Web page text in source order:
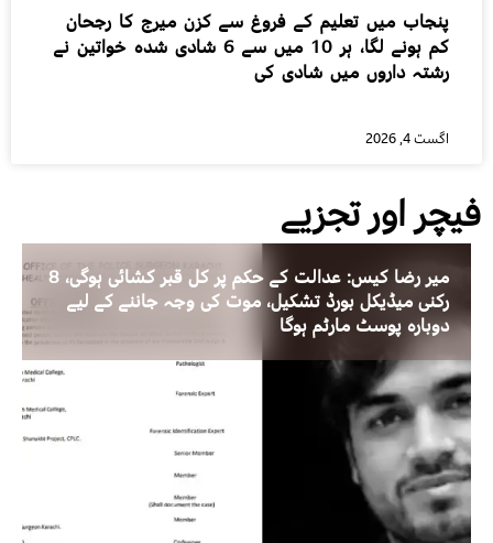
پنجاب میں تعلیم کے فروغ سے کزن میرج کا رجحان
کم ہونے لگا، ہر 10 میں سے 6 شادی شدہ خواتین نے
رشتہ داروں میں شادی کی
اگست 4, 2026
فیچر اور تجزیے
میر رضا کیس: عدالت کے حکم پر کل قبر کشائی ہوگی، 8
رکنی میڈیکل بورڈ تشکیل، موت کی وجہ جاننے کے لیے
دوبارہ پوسٹ مارٹم ہوگا